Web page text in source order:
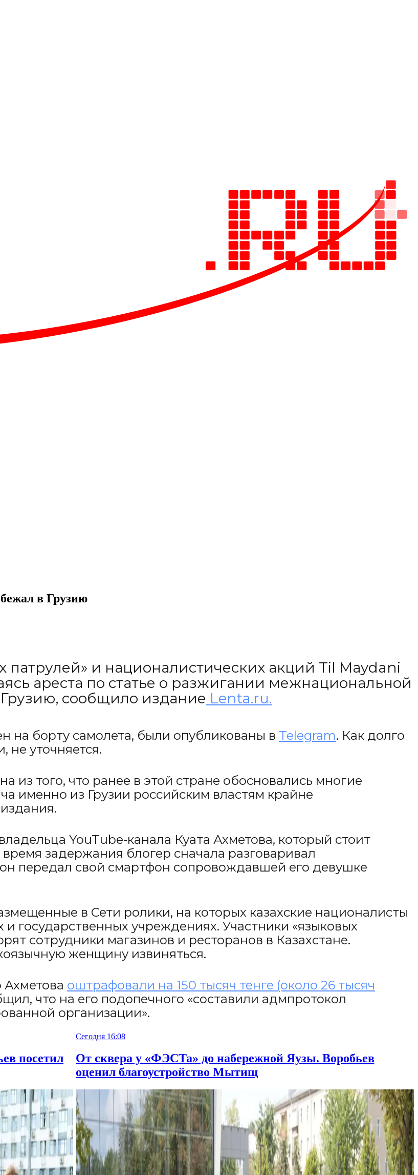
в Грузию
патрулей» и националистических акций Til Maydani
ареста по статье о разжигании межнациональной
сообщило издание Lenta.ru.
на борту самолета, были опубликованы в Telegram. Как долго
не уточняется.
из того, что ранее в этой стране обосновались многие
именно из Грузии российским властям крайне
YouTube-канала Куата Ахметова, который стоит
задержания блогер сначала разговаривал
передал свой смартфон сопровождавшей его девушке
в Сети ролики, на которых казахские националисты
и государственных учреждениях. Участники «языковых
сотрудники магазинов и ресторанов в Казахстане.
женщину извиняться.
Ахметова оштрафовали на 150 тысяч тенге (около 26 тысяч
что на его подопечного «составили адмпротокол
организации».
посетил
Сегодня 16:08
От сквера у «ФЭСТа» до набережной Яузы. Воробьев
оценил благоустройство Мытищ